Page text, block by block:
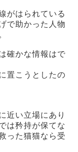
がはられている
で助かった人物
確かな情報はで
置こうとしたの
近い立場にあり
は矜持が保てな
った猫猫なら受